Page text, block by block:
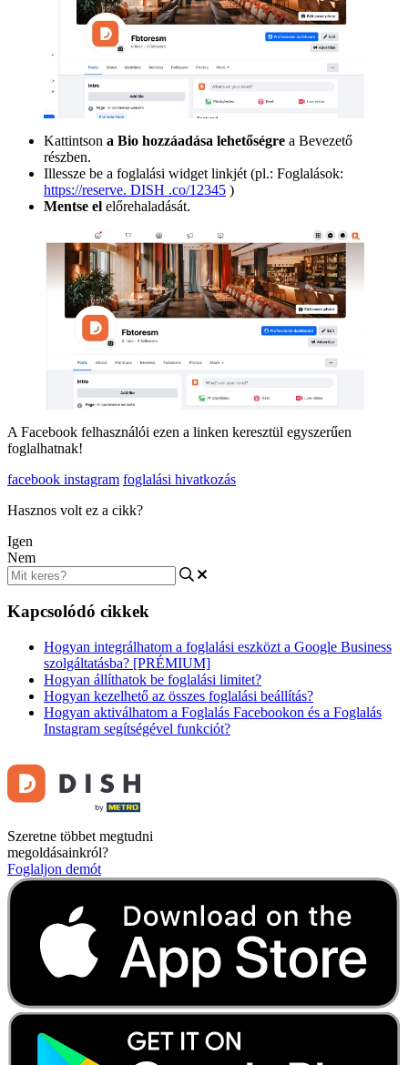
Kattintson a Bio hozzáadása lehetőségre a Bevezető
részben.
Illessze be a foglalási widget linkjét (pl.: Foglalások:
https://reserve. DISH .co/12345 )
Mentse el előrehaladását.
A Facebook felhasználói ezen a linken keresztül egyszerűen
foglalhatnak!
facebook instagram foglalási hivatkozás
Hasznos volt ez a cikk?
Igen
Nem
Kapcsolódó cikkek
Hogyan integrálhatom a foglalási eszközt a Google Business
szolgáltatásba? [PRÉMIUM]
Hogyan állíthatok be foglalási limitet?
Hogyan kezelhető az összes foglalási beállítás?
Hogyan aktiválhatom a Foglalás Facebookon és a Foglalás
Instagram segítségével funkciót?
Szeretne többet megtudni
megoldásainkról?
Foglaljon demót